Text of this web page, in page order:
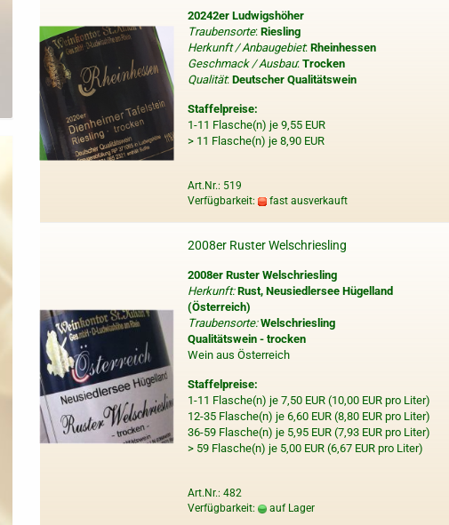
20242er Ludwigshöher
Traubensorte: Riesling
Herkunft / Anbaugebiet: Rheinhessen
Geschmack / Ausbau: Trocken
Qualität: Deutscher Qualitätswein
Staffelpreise:
1-11 Flasche(n) je 9,55 EUR
> 11 Flasche(n) je 8,90 EUR
Art.Nr.: 519
Verfügbarkeit:
fast ausverkauft
2008er Ruster Welschriesling
2008er Ruster Welschriesling
Herkunft: Rust, Neusiedlersee Hügelland
(Österreich)
Traubensorte: Welschriesling
Qualitätswein - trocken
Wein aus Österreich
Staffelpreise:
1-11 Flasche(n) je 7,50 EUR (10,00 EUR pro Liter)
12-35 Flasche(n) je 6,60 EUR (8,80 EUR pro Liter)
36-59 Flasche(n) je 5,95 EUR (7,93 EUR pro Liter)
> 59 Flasche(n) je 5,00 EUR (6,67 EUR pro Liter)
Art.Nr.: 482
Verfügbarkeit:
auf Lager